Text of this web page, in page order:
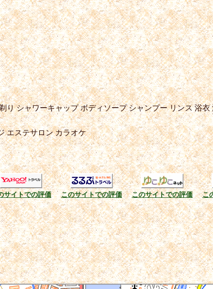
りシャワーキャップボディソープシャンプーリンス浴衣
エステサロンカラオケ
サイトでの評価 このサイトでの評価 このサイトでの評価 こ